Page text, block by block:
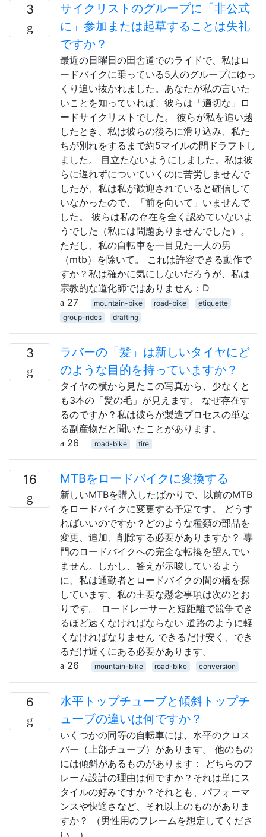
3
サイクリストのグループに「非公式
に」参加または起草することは失礼
ですか？
最近の日曜日の田舎道でのライドで、私はロ
ードバイクに乗っている5人のグループにゆっ
くり追い抜かれました。あなたが私の言いた
いことを知っていれば、彼らは「適切な」ロ
ードサイクリストでした。 彼らが私を追い越
したとき、私は彼らの後ろに滑り込み、私た
ちが別れをするまで約5マイルの間ドラフトし
ました。 目立たないようにしました。私は彼
らに遅れずについていくのに苦労しませんで
したが、私は私が歓迎されていると確信して
いなかったので、「前を向いて」いませんで
した。 彼らは私の存在を全く認めていないよ
うでした（私には問題ありませんでした）。
ただし、私の自転車を一目見た一人の男
（mtb）を除いて。 これは許容できる動作で
すか？私は確かに気にしないだろうが、私は
宗教的な道化師ではありません：D
27
mountain-bike road-bike
etiquette
group-rides
drafting
3
ラバーの「髪」は新しいタイヤにど
のような目的を持っていますか？
タイヤの横から見たこの写真から、少なくと
も3本の「髪の毛」が見えます。 なぜ存在す
るのですか？私は彼らが製造プロセスの単な
る副産物だと聞いたことがあります。
26
road-bike tire
16 MTBをロードバイクに変換する
新しいMTBを購入したばかりで、以前のMTB
をロードバイクに変更する予定です。 どうす
ればいいのですか？どのような種類の部品を
変更、追加、削除する必要がありますか？ 専
門のロードバイクへの完全な転換を望んでい
ません。しかし、答えが示唆しているよう
に、私は通勤者とロードバイクの間の橋を探
しています。私の主要な懸念事項は次のとお
りです。 ロードレーサーと短距離で競争でき
るほど速くなければならない 道路のように軽
くなければなりません できるだけ安く、でき
るだけ近くにある必要があります。
26
mountain-bike road-bike conversion
6
水平トップチューブと傾斜トップチ
ューブの違いは何ですか？
いくつかの同等の自転車には、水平のクロス
バー（上部チューブ）があります。 他のもの
には傾斜があるものがあります： どちらのフ
レーム設計の理由は何ですか？それは単にス
タイルの好みですか？それとも、パフォーマ
ンスや快適さなど、それ以上のものがありま
すか？ （男性用のフレームを想定してくださ
い。）